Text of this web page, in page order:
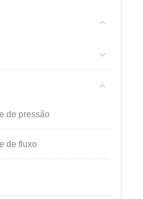
de pressão
de fluxo